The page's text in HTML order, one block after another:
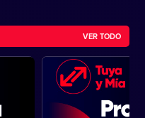
VER TODO